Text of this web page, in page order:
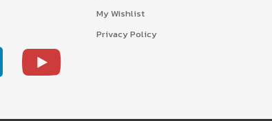
My Wishlist
Privacy Policy